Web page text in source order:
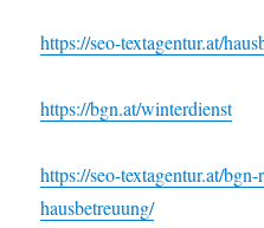
https://seo-textagentur.at/
https://bgn.at/winterdienst
https://seo-textagentur.at/
hausbetreuung/